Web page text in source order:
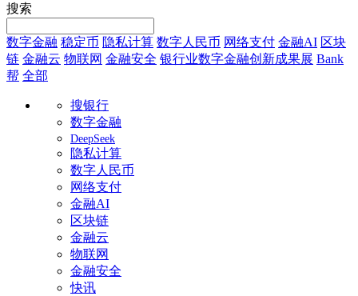
搜索
数字金融 稳定币 隐私计算 数字人民币 网络支付 金融AI 区块
链 金融云 物联网 金融安全 银行业数字金融创新成果展 Bank
帮 全部
搜银行
数字金融
DeepSeek
隐私计算
数字人民币
网络支付
金融AI
区块链
金融云
物联网
金融安全
快讯